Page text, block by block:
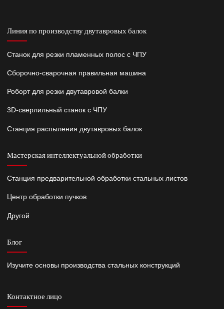
Линия по производству двутавровых балок
Станок для резки пламенных полос с ЧПУ
Сборочно-сварочная правильная машина
Роборт для резки двутавровой балки
3D-сверлильный станок с ЧПУ
Станция распыления двутавровых балок
Мастерская интеллектуальной обработки
Станция предварительной обработки стальных листов
Центр обработки пучков
Другой
Блог
Изучите основы производства стальных конструкций
Контактное лицо